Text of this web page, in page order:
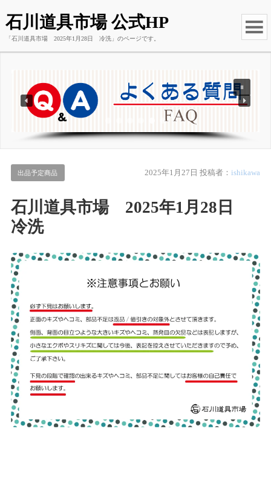
石川道具市場 公式HP
「石川道具市場 2025年1月28日 冷洗」のページです。
出品予定商品 2025年1月27日 投稿者：ishikawa
石川道具市場 2025年1月28日
冷洗